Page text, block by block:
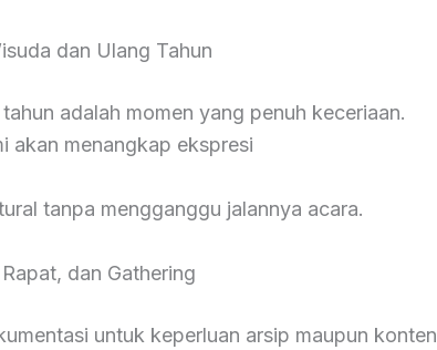
dan Ulang Tahun
adalah momen yang penuh keceriaan.
akan menangkap ekspresi
tanpa mengganggu jalannya acara.
dan Gathering
untuk keperluan arsip maupun konten